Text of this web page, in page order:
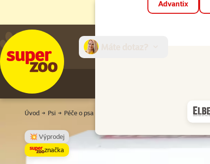
Advantix
Úvod Psi Péče o psa Šampony a kondicionéry
💥 Výprodej
značka